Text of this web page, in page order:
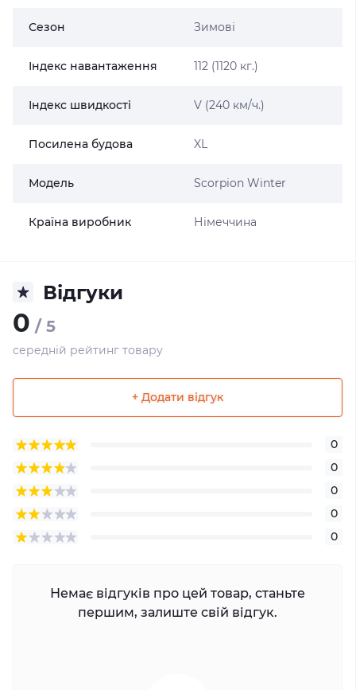
Сезон Зимові
Індекс навантаження 112 (1120 кг.)
Індекс швидкості V (240 км/ч.)
Посилена будова XL
Модель Scorpion Winter
Країна виробник Німеччина
Відгуки
0 / 5
середній рейтинг товару
+ Додати відгук
0
0
0
0
0
Немає відгуків про цей товар, станьте
першим, залиште свій відгук.